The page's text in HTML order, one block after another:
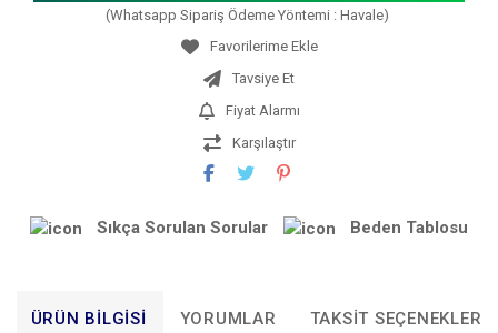
(Whatsapp Sipariş Ödeme Yöntemi : Havale)
Tavsiye Et
Fiyat Alarmı
Karşılaştır
Sıkça Sorulan Sorular Beden Tablosu
ÜRÜN BILGISI YORUMLAR TAKSIT SEÇENEKLERI